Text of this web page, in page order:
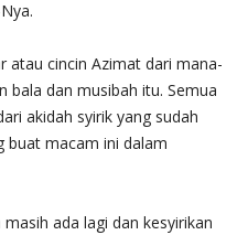
atau cincin Azimat dari mana-
bala dan musibah itu. Semua
akidah syirik yang sudah
buat macam ini dalam
ada lagi dan kesyirikan